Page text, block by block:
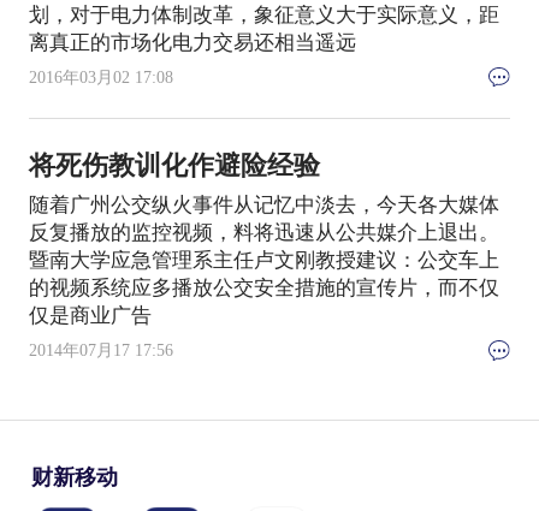
划，对于电力体制改革，象征意义大于实际意义，距
离真正的市场化电力交易还相当遥远
2016年03月02 17:08
将死伤教训化作避险经验
随着广州公交纵火事件从记忆中淡去，今天各大媒体
反复播放的监控视频，料将迅速从公共媒介上退出。
暨南大学应急管理系主任卢文刚教授建议：公交车上
的视频系统应多播放公交安全措施的宣传片，而不仅
仅是商业广告
2014年07月17 17:56
财新移动